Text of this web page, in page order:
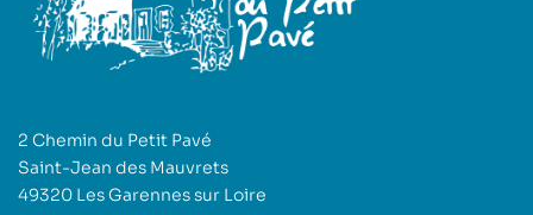
2 Chemin du Petit Pavé
Saint-Jean des Mauvrets
49320 Les Garennes sur Loire